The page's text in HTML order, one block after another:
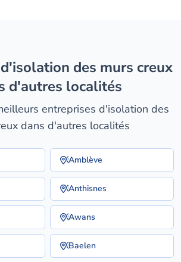
d'autres localités
entreprises d'isolation des
dans d'autres localités
Amblève
Anthisnes
Awans
Baelen